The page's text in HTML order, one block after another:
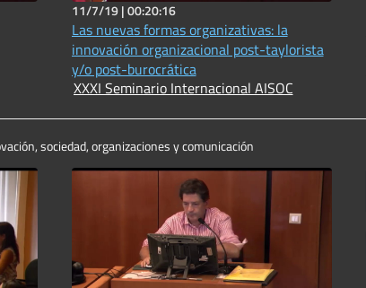
11/7/19 |00:20:16
Las nuevas formas organizativas: la
innovación organizacional post-taylorista
y/o post-burocrática
XXXI Seminario Internacional AISOC
sociedad, organizaciones y comunicación